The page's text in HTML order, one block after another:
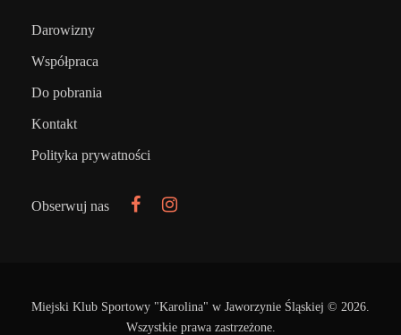
Darowizny
Współpraca
Do pobrania
Kontakt
Polityka prywatności
Obserwuj nas
Miejski Klub Sportowy "Karolina" w Jaworzynie Śląskiej © 2026.
Wszystkie prawa zastrzeżone.